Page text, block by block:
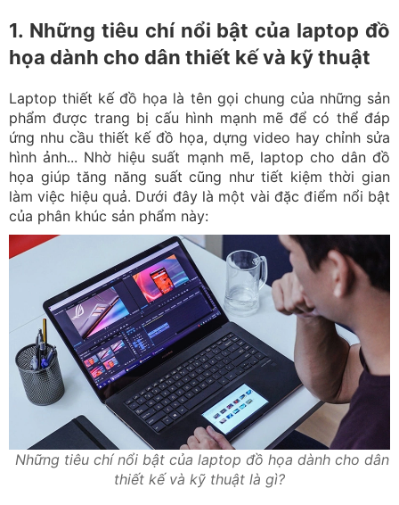
1. Những tiêu chí nổi bật của laptop đồ
họa dành cho dân thiết kế và kỹ thuật
Laptop thiết kế đồ họa là tên gọi chung của những sản
phẩm được trang bị cấu hình mạnh mẽ để có thể đáp
ứng nhu cầu thiết kế đồ họa, dựng video hay chỉnh sửa
hình ảnh... Nhờ hiệu suất mạnh mẽ, laptop cho dân đồ
họa giúp tăng năng suất cũng như tiết kiệm thời gian
làm việc hiệu quả. Dưới đây là một vài đặc điểm nổi bật
của phân khúc sản phẩm này:
Những tiêu chí nổi bật của laptop đồ họa dành cho dân
thiết kế và kỹ thuật là gì?